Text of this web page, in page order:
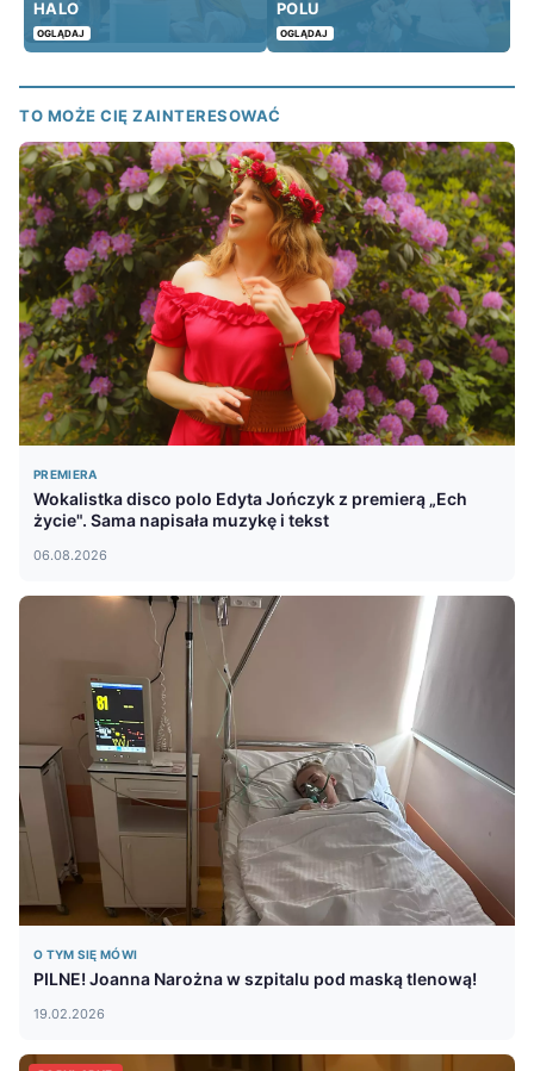
HALO
OGLĄDAJ
POLU
OGLĄDAJ
TO MOŻE CIĘ ZAINTERESOWAĆ
PREMIERA
Wokalistka disco polo Edyta Jończyk z premierą „Ech
życie". Sama napisała muzykę i tekst
06.08.2026
O TYM SIĘ MÓWI
PILNE! Joanna Narożna w szpitalu pod maską tlenową!
19.02.2026